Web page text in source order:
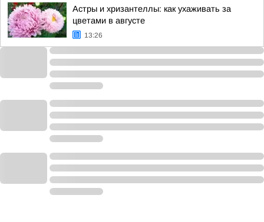
Астры и хризантеллы: как ухаживать за
цветами в августе
13:26